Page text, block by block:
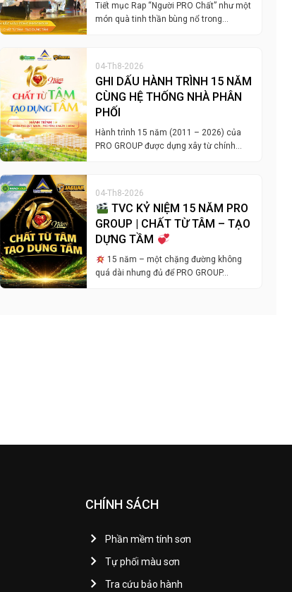
Tiết mục Rap “Người PRO Chất” như một
món quà tinh thần bùng nổ trong…
04-Th8-2026
GHI DẤU HÀNH TRÌNH 15 NĂM
CÙNG HỆ THỐNG NHÀ PHÂN
PHỐI
Hành trình 15 năm (2011 – 2026) của
PRO GROUP được dựng xây từ chính…
04-Th8-2026
TVC KỶ NIỆM 15 NĂM PRO
GROUP | CHẤT TỪ TÂM – TẠO
DỰNG TẦM
15 năm – một chặng đường không
quá dài nhưng đủ để PRO GROUP…
CHÍNH SÁCH
Phần mềm tính sơn
Tự phối màu sơn
Tra cứu bảo hành